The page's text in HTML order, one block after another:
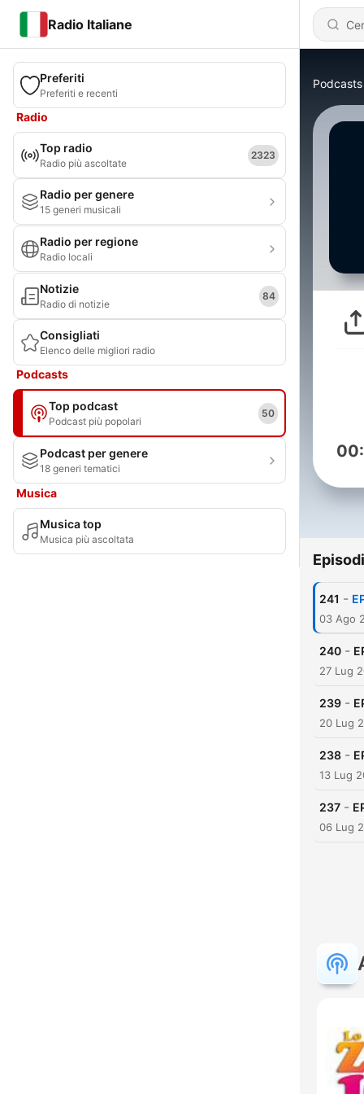
Radio Italiane
Preferiti
Preferiti e recenti
Radio
Top radio
Radio più ascoltate
2323
Radio per genere
15 generi musicali
Radio per regione
Radio locali
Notizie
Radio di notizie
84
Consigliati
Elenco delle migliori radio
Podcasts
Top podcast
Podcast più popolari
50
Podcast per genere
18 generi tematici
Musica
Musica top
Musica più ascoltata
Podcasts
Episodi
241 -
03 Ago
240 -
27 Lug
239 -
20 Lug
238 -
13 Lug
237 -
06 Lug